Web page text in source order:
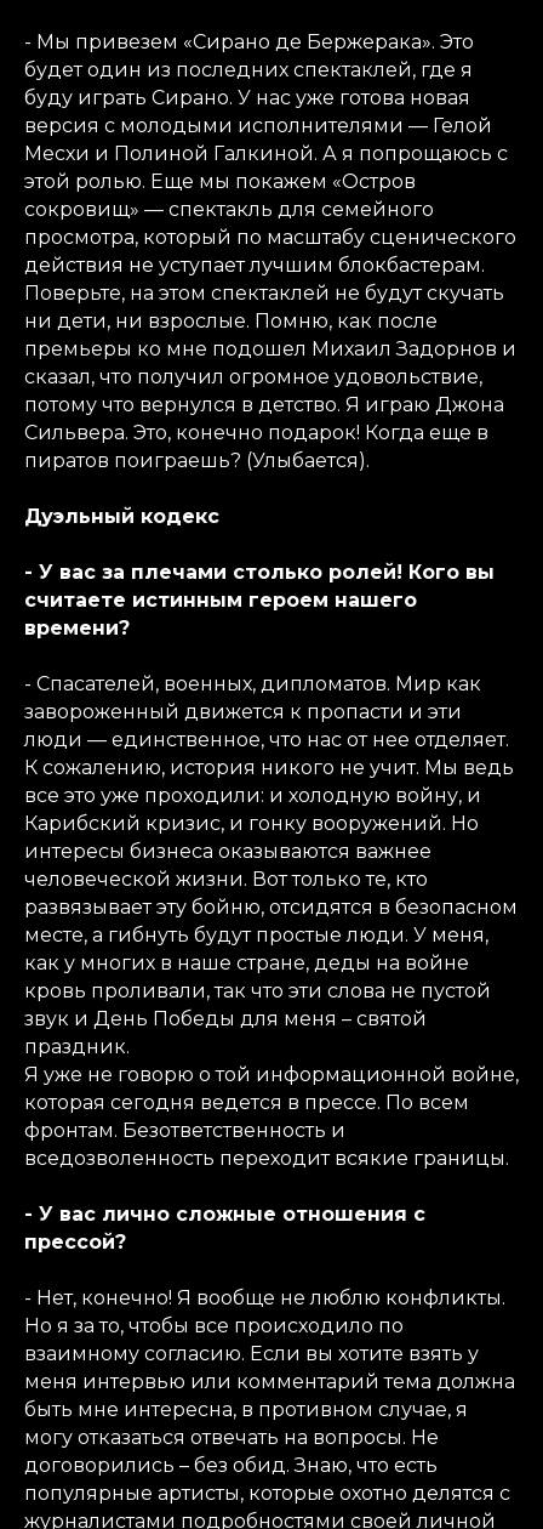
- Мы привезем «Сирано де Бержерака». Это
будет один из последних спектаклей, где я
буду играть Сирано. У нас уже готова новая
версия с молодыми исполнителями — Гелой
Месхи и Полиной Галкиной. А я попрощаюсь с
этой ролью. Еще мы покажем «Остров
сокровищ» — спектакль для семейного
просмотра, который по масштабу сценического
действия не уступает лучшим блокбастерам.
Поверьте, на этом спектаклей не будут скучать
ни дети, ни взрослые. Помню, как после
премьеры ко мне подошел Михаил Задорнов и
сказал, что получил огромное удовольствие,
потому что вернулся в детство. Я играю Джона
Сильвера. Это, конечно подарок! Когда еще в
пиратов поиграешь? (Улыбается).
Дуэльный кодекс
- У вас за плечами столько ролей! Кого вы
считаете истинным героем нашего
времени?
- Спасателей, военных, дипломатов. Мир как
завороженный движется к пропасти и эти
люди — единственное, что нас от нее отделяет.
К сожалению, история никого не учит. Мы ведь
все это уже проходили: и холодную войну, и
Карибский кризис, и гонку вооружений. Но
интересы бизнеса оказываются важнее
человеческой жизни. Вот только те, кто
развязывает эту бойню, отсидятся в безопасном
месте, а гибнуть будут простые люди. У меня,
как у многих в наше стране, деды на войне
кровь проливали, так что эти слова не пустой
звук и День Победы для меня – святой
праздник.
Я уже не говорю о той информационной войне,
которая сегодня ведется в прессе. По всем
фронтам. Безответственность и
вседозволенность переходит всякие границы.
- У вас лично сложные отношения с
прессой?
- Нет, конечно! Я вообще не люблю конфликты.
Но я за то, чтобы все происходило по
взаимному согласию. Если вы хотите взять у
меня интервью или комментарий тема должна
быть мне интересна, в противном случае, я
могу отказаться отвечать на вопросы. Не
договорились – без обид. Знаю, что есть
популярные артисты, которые охотно делятся с
журналистами подробностями своей личной